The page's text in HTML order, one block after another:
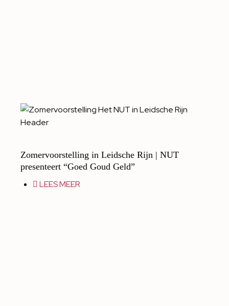
Zomervoorstelling in Leidsche Rijn | NUT
presenteert “Goed Goud Geld”
LEES MEER